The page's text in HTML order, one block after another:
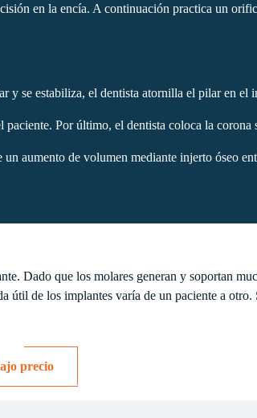
en la encía. A continuación practica un
y se estabiliza, el dentista atornilla el pilar en el
Por último, el dentista coloca la corona
aumento de volumen mediante injerto óseo
Dado que los molares generan y soportan
útil de los implantes varía de un paciente a otro.
precio